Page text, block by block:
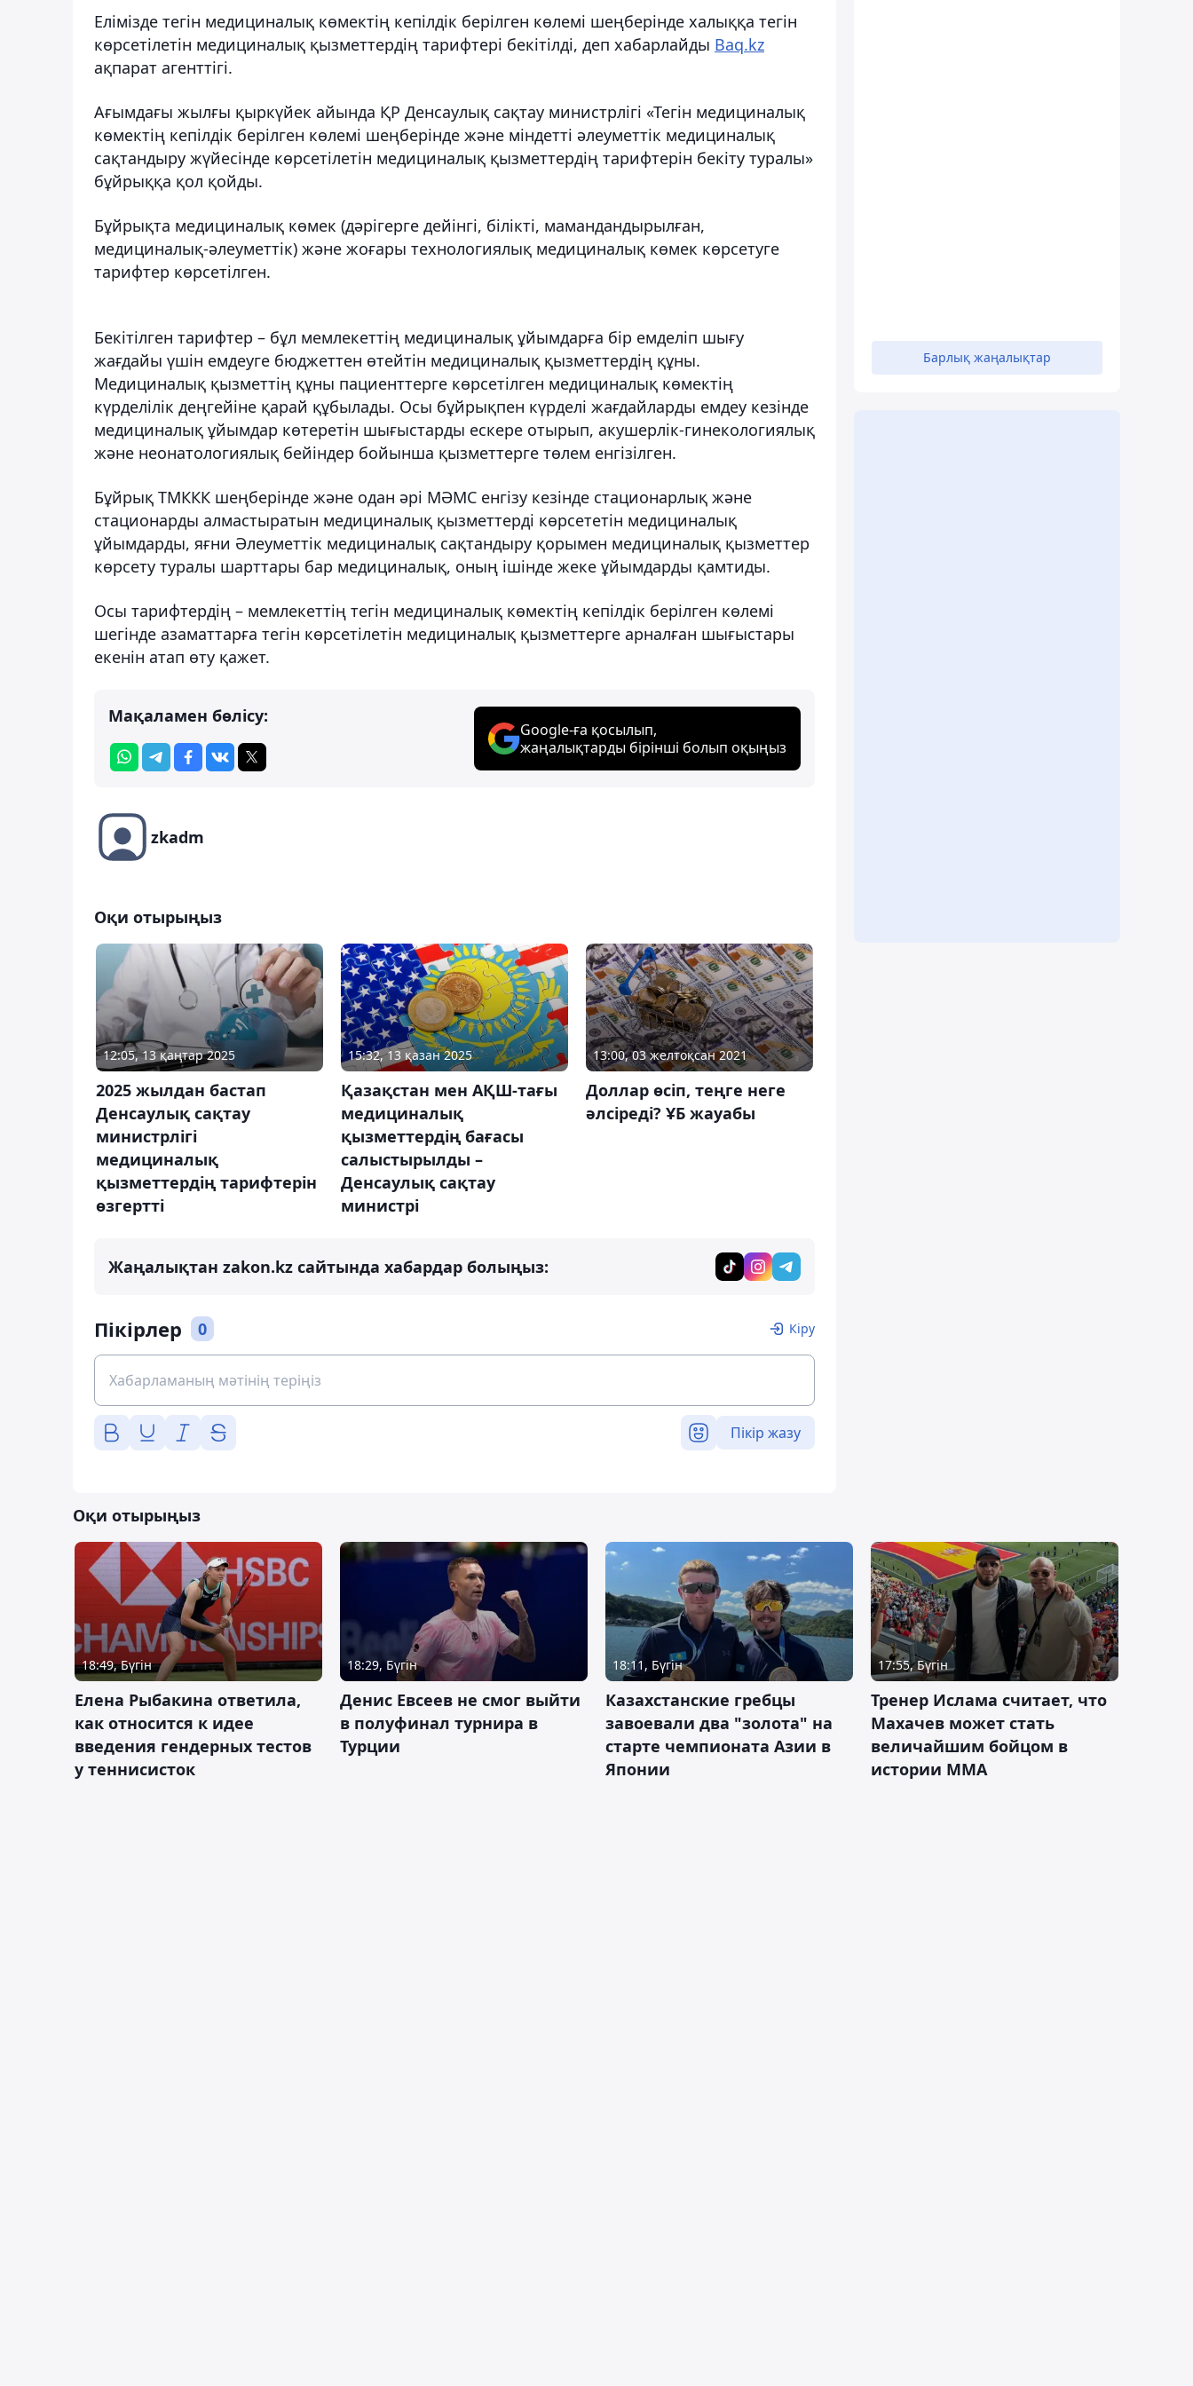
Елімізде тегін медициналық көмектің кепілдік берілген көлемі шеңберінде халыққа тегін
көрсетілетін медициналық қызметтердің тарифтері бекітілді, деп хабарлайды Baq.kz
ақпарат агенттігі.
Ағымдағы жылғы қыркүйек айында ҚР Денсаулық сақтау министрлігі «Тегін медициналық
көмектің кепілдік берілген көлемі шеңберінде және міндетті әлеуметтік медициналық
сақтандыру жүйесінде көрсетілетін медициналық қызметтердің тарифтерін бекіту туралы»
бұйрыққа қол қойды.
Бұйрықта медициналық көмек (дәрігерге дейінгі, білікті, мамандандырылған,
медициналық-әлеуметтік) және жоғары технологиялық медициналық көмек көрсетуге
тарифтер көрсетілген.
Бекітілген тарифтер – бұл мемлекеттің медициналық ұйымдарға бір емделіп шығу
жағдайы үшін емдеуге бюджеттен өтейтін медициналық қызметтердің құны.
Медициналық қызметтің құны пациенттерге көрсетілген медициналық көмектің
күрделілік деңгейіне қарай құбылады. Осы бұйрықпен күрделі жағдайларды емдеу кезінде
медициналық ұйымдар көтеретін шығыстарды ескере отырып, акушерлік-гинекологиялық
және неонатологиялық бейіндер бойынша қызметтерге төлем енгізілген.
Бұйрық ТМККК шеңберінде және одан әрі МӘМС енгізу кезінде стационарлық және
стационарды алмастыратын медициналық қызметтерді көрсететін медициналық
ұйымдарды, яғни Әлеуметтік медициналық сақтандыру қорымен медициналық қызметтер
көрсету туралы шарттары бар медициналық, оның ішінде жеке ұйымдарды қамтиды.
Осы тарифтердің – мемлекеттің тегін медициналық көмектің кепілдік берілген көлемі
шегінде азаматтарға тегін көрсетілетін медициналық қызметтерге арналған шығыстары
екенін атап өту қажет.
Мақаламен бөлісу:
Google-ға қосылып,
жаңалықтарды бірінші болып оқыңыз
zkadm
Оқи отырыңыз
12:05, 13 қаңтар 2025
2025 жылдан бастап
Денсаулық сақтау
министрлігі
медициналық
қызметтердің тарифтерін
өзгертті
15:32, 13 қазан 2025
Қазақстан мен АҚШ-тағы
медициналық
қызметтердің бағасы
салыстырылды –
Денсаулық сақтау
министрі
13:00, 03 желтоқсан 2021
Доллар өсіп, теңге неге
әлсіреді? ҰБ жауабы
Жаңалықтан zakon.kz сайтында хабардар болыңыз:
Пікірлер 0 Кіру
Пікір жазу
Барлық жаңалықтар
Оқи отырыңыз
18:49, Бүгін
Елена Рыбакина ответила,
как относится к идее
введения гендерных тестов
у теннисисток
18:29, Бүгін
Денис Евсеев не смог выйти
в полуфинал турнира в
Турции
18:11, Бүгін
Казахстанские гребцы
завоевали два "золота" на
старте чемпионата Азии в
Японии
17:55, Бүгін
Тренер Ислама считает, что
Махачев может стать
величайшим бойцом в
истории ММА